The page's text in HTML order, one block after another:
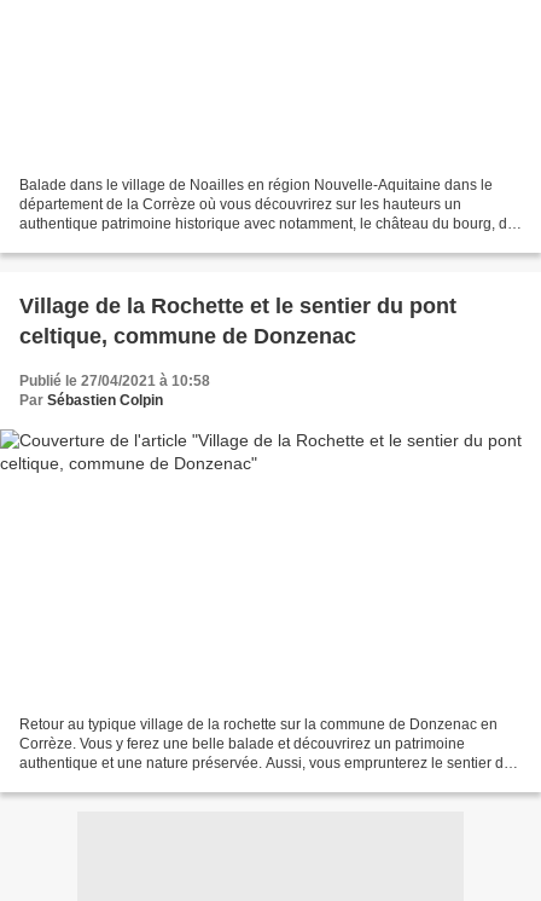
Balade dans le village de Noailles en région Nouvelle-Aquitaine dans le
département de la Corrèze où vous découvrirez sur les hauteurs un
authentique patrimoine historique avec notamment, le château du bourg, de
Village de la Rochette et le sentier du pont
celtique, commune de Donzenac
Publié le 27/04/2021 à 10:58
Par Sébastien Colpin
Retour au typique village de la rochette sur la commune de Donzenac en
Corrèze. Vous y ferez une belle balade et découvrirez un patrimoine
authentique et une nature préservée. Aussi, vous emprunterez le sentier du